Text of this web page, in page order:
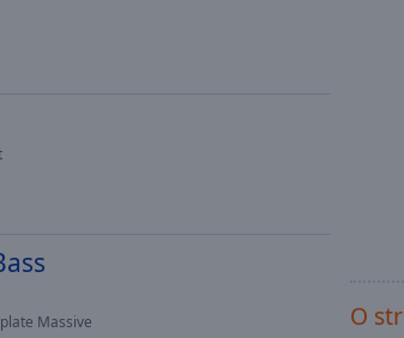
Massive
O